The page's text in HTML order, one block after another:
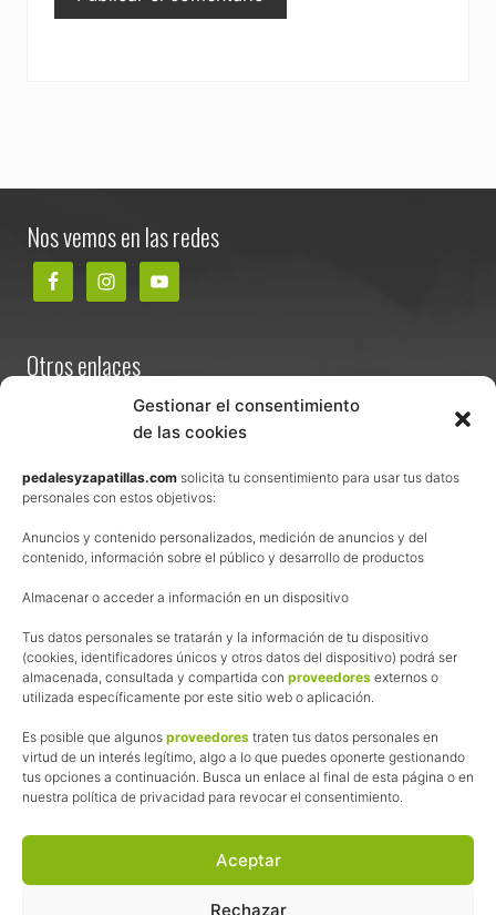
Gestionar el consentimiento
de las cookies
pedalesyzapatillas.com solicita tu consentimiento para usar tus datos
personales con estos objetivos:
Anuncios y contenido personalizados, medición de anuncios y del
contenido, información sobre el público y desarrollo de productos
Almacenar o acceder a información en un dispositivo
Tus datos personales se tratarán y la información de tu dispositivo
(cookies, identificadores únicos y otros datos del dispositivo) podrá ser
almacenada, consultada y compartida con proveedores externos o
utilizada específicamente por este sitio web o aplicación.
Es posible que algunos proveedores traten tus datos personales en
virtud de un interés legítimo, algo a lo que puedes oponerte gestionando
tus opciones a continuación. Busca un enlace al final de esta página o en
nuestra política de privacidad para revocar el consentimiento.
Aceptar
Rechazar
Nos vemos en las redes
Otros enlaces
Términos y condiciones de venta
Política de privacidad
Política de cookies
Afiliación
La web de Pedalesyzapatillas utiliza programas de afiliación.
¿Qué significa esto?
Cuando recomiendo algún producto, pongo enlaces a tiendas
online que utilizo y, por cada compra que realizas, me llevo
una comisión sin que a ti te cueste más dinero.
Esas comisiones me permiten seguir manteniendo esta web,
las inscripciones a muchas de las marchas para después
Siempre escribo sobre productos y tiendas que he probado